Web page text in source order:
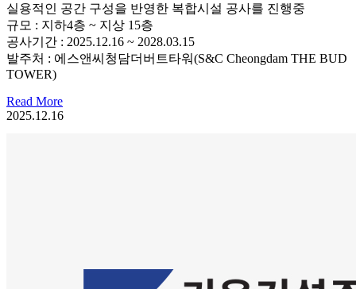
실용적인 공간 구성을 반영한 복합시설 공사를 진행중
규모 : 지하4층 ~ 지상 15층
공사기간 : 2025.12.16 ~ 2028.03.15
발주처 : 에스앤씨청담더버트타워(S&C Cheongdam THE BUD
TOWER)
Read More
2025.12.16